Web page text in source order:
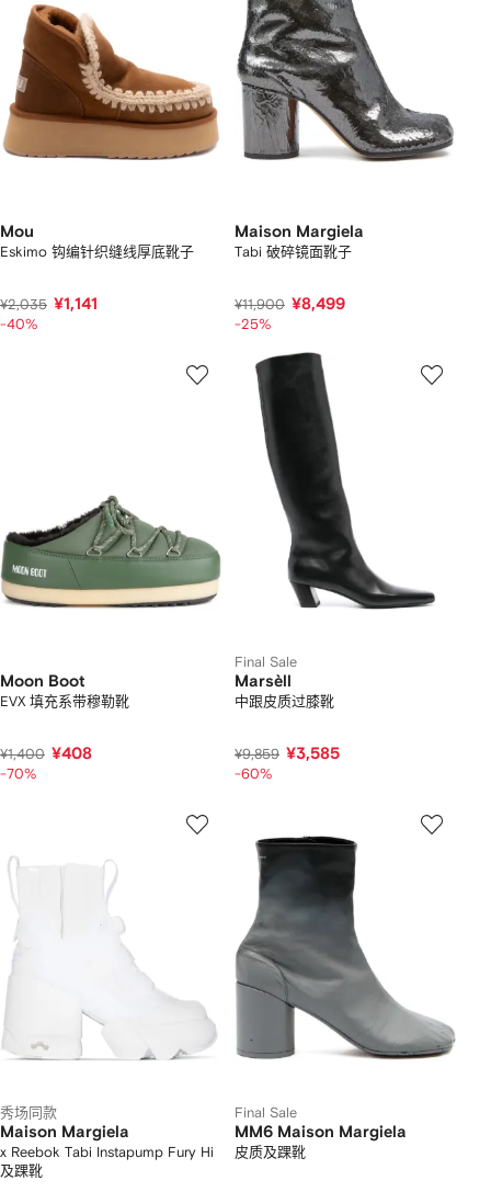
Mou
Eskimo 钩编针织缝线厚底靴子
¥2,035 ¥1,141
-40%
Maison Margiela
Tabi 破碎镜面靴子
¥11,900 ¥8,499
-25%
Moon Boot
EVX 填充系带穆勒靴
¥1,400 ¥408
-70%
Final Sale
Marsèll
中跟皮质过膝靴
¥9,859 ¥3,585
-60%
秀场同款
Maison Margiela
x Reebok Tabi Instapump Fury Hi
及踝靴
Final Sale
MM6 Maison Margiela
皮质及踝靴